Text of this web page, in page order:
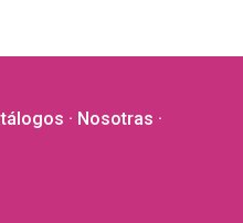
· Nosotras ·